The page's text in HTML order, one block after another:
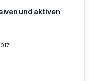
und aktiven